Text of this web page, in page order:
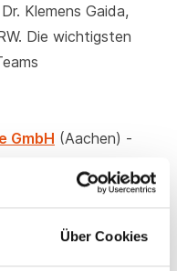
Über Cookies
Klemens Gaida,
Die wichtigsten
GmbH (Aachen) -
Expansion in
- BenFit